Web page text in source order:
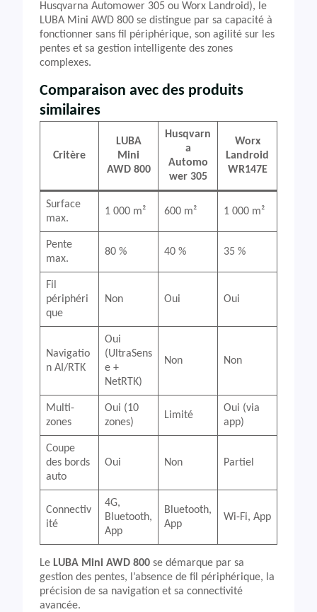
Husqvarna Automower 305 ou Worx Landroid), le
LUBA Mini AWD 800 se distingue par sa capacité à
fonctionner sans fil périphérique, son agilité sur les
pentes et sa gestion intelligente des zones
complexes.
Comparaison avec des produits
similaires
Critère
LUBA
Mini
AWD 800
Husqvarn
a
Automo
wer 305
Worx
Landroid
WR147E
Surface
max.
1 000 m² 600 m² 1 000 m²
Pente
max.
80 % 40 % 35 %
Fil
périphéri
que
Non Oui Oui
Navigatio
n AI/RTK
Oui
(UltraSens
e +
NetRTK)
Non Non
Multi-
zones
Oui (10
zones)
Limité
Oui (via
app)
Coupe
des bords
auto
Oui Non Partiel
Connectiv
ité
4G,
Bluetooth,
App
Bluetooth,
App
Wi-Fi, App
Le LUBA Mini AWD 800 se démarque par sa
gestion des pentes, l’absence de fil périphérique, la
précision de sa navigation et sa connectivité
avancée.